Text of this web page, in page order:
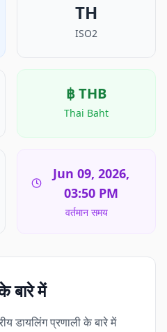
TH
ISO2
฿THB
Thai Baht
Jun 09, 2026,
03:50 PM
वर्तमान समय
बारे में
डायलिंग प्रणाली के बारे में